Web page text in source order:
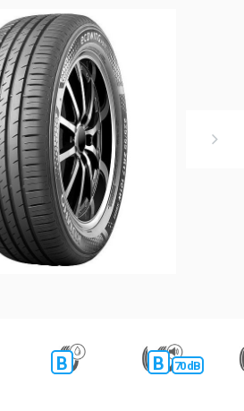
B B 70 dB